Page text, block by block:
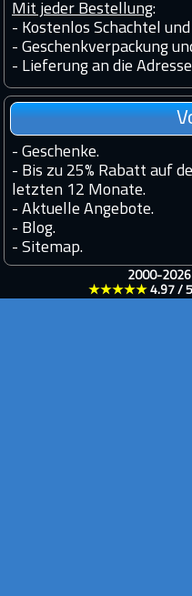
Mit jeder Bestellung:
- Kostenlos Schachtel und
- Geschenkverpackung
- Lieferung an die
- Geschenke.
- Bis zu 25% Rabatt auf
letzten 12 Monate.
- Aktuelle Angebote.
- Blog.
- Sitemap.
2000-
★★★★★ 4.97 / 5